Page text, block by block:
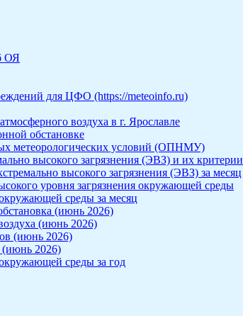
ОЯ
для ЦФО (https://meteoinfo.ru)
воздуха в г. Ярославле
обстановке
метеорологических условий (ОПНМУ)
высокого загрязнения (ЭВЗ) и их критерии
высокого загрязнения (ЭВЗ) за месяц
уровня загрязнения окружающей среды
среды за месяц
(июнь 2026)
(июнь 2026)
(июнь 2026)
(июнь 2026)
среды за год